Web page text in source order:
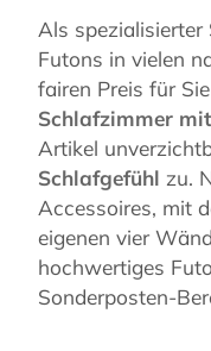
Als
Futons in vielen
fairen Preis für
Schlafzimmer
Artikel
Schlafgefühl zu.
Accessoires, mit
eigenen vier
hochwertiges
Sonderposten-